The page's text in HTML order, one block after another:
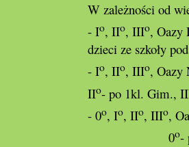
W zależności od
- Io, IIo, IIIo, Oazy
dzieci ze szkoły
- Io, IIo, IIIo, Oazy
IIo- po 1kl. Gim.,
- 0o, Io, IIo, IIIo,
0o-